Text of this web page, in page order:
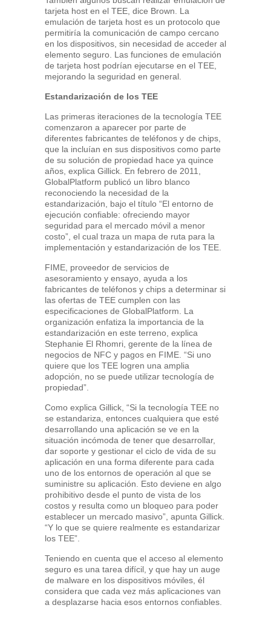
tarjeta host en el TEE, dice Brown. La
emulación de tarjeta host es un protocolo que
permitiría la comunicación de campo cercano
en los dispositivos, sin necesidad de acceder al
elemento seguro. Las funciones de emulación
de tarjeta host podrían ejecutarse en el TEE,
mejorando la seguridad en general.
Estandarización de los TEE
Las primeras iteraciones de la tecnología TEE
comenzaron a aparecer por parte de
diferentes fabricantes de teléfonos y de chips,
que la incluían en sus dispositivos como parte
de su solución de propiedad hace ya quince
años, explica Gillick. En febrero de 2011,
GlobalPlatform publicó un libro blanco
reconociendo la necesidad de la
estandarización, bajo el título “El entorno de
ejecución confiable: ofreciendo mayor
seguridad para el mercado móvil a menor
costo”, el cual traza un mapa de ruta para la
implementación y estandarización de los TEE.
FIME, proveedor de servicios de
asesoramiento y ensayo, ayuda a los
fabricantes de teléfonos y chips a determinar si
las ofertas de TEE cumplen con las
especificaciones de GlobalPlatform. La
organización enfatiza la importancia de la
estandarización en este terreno, explica
Stephanie El Rhomri, gerente de la línea de
negocios de NFC y pagos en FIME. “Si uno
quiere que los TEE logren una amplia
adopción, no se puede utilizar tecnología de
propiedad”.
Como explica Gillick, “Si la tecnología TEE no
se estandariza, entonces cualquiera que esté
desarrollando una aplicación se ve en la
situación incómoda de tener que desarrollar,
dar soporte y gestionar el ciclo de vida de su
aplicación en una forma diferente para cada
uno de los entornos de operación al que se
suministre su aplicación. Esto deviene en algo
prohibitivo desde el punto de vista de los
costos y resulta como un bloqueo para poder
establecer un mercado masivo”, apunta Gillick.
“Y lo que se quiere realmente es estandarizar
los TEE”.
Teniendo en cuenta que el acceso al elemento
seguro es una tarea difícil, y que hay un auge
de malware en los dispositivos móviles, él
considera que cada vez más aplicaciones van
a desplazarse hacia esos entornos confiables.